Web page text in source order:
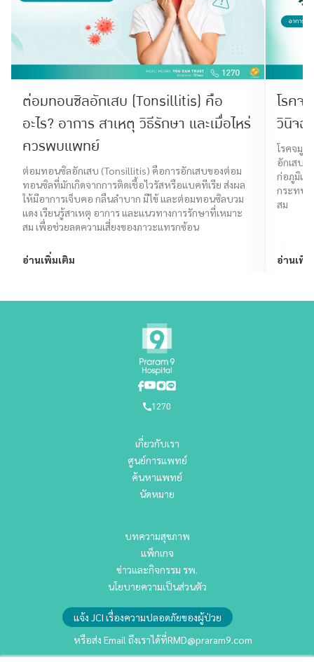
ต่อมทอนซิลอักเสบ (Tonsillitis) คือ
อะไร? อาการ สาเหตุ วิธีรักษา และเมื่อไหร่
ควรพบแพทย์
ต่อมทอนซิลอักเสบ (Tonsillitis) คือการอักเสบของต่อม
ทอนซิลที่มักเกิดจากการติดเชื้อไวรัสหรือแบคทีเรีย ส่งผล
ให้มีอาการเจ็บคอ กลืนลำบาก มีไข้ และต่อมทอนซิลบวม
แดง เรียนรู้สาเหตุ อาการ และแนวทางการรักษาที่เหมาะ
สม เพื่อช่วยลดความเสี่ยงของภาวะแทรกซ้อน
อ่านเพิ่มเติม
โรคจ
วินิจฉั
โรคจมูก
อักเสบเ
ก่อภูมิแพ้
กระทบต่
สม
อ่านเพิ่
1270
เกี่ยวกับเรา
ศูนย์การแพทย์
ค้นหาแพทย์
นัดหมาย
บทความสุขภาพ
แพ็กเกจ
ข่าวและกิจกรรม รพ.
นโยบายความเป็นส่วนตัว
แจ้ง JCI เรื่องความปลอดภัยของผู้ป่วย
หรือส่ง Email ถึงเราได้ที่RMD@praram9.com